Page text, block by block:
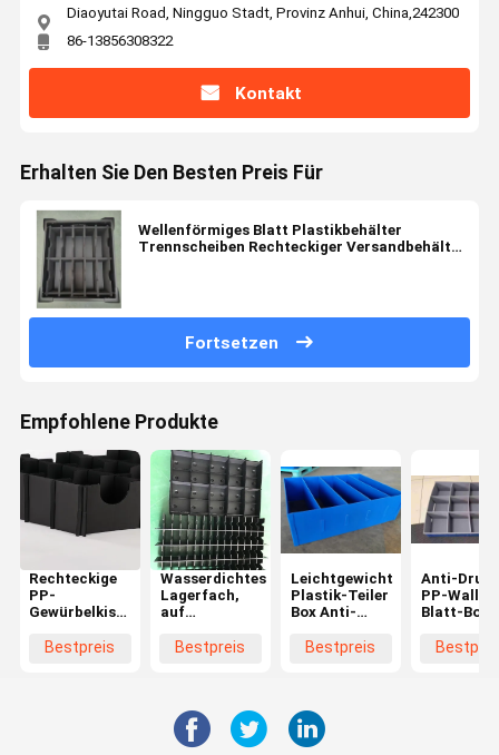
Diaoyutai Road, Ningguo Stadt, Provinz Anhui, China,242300
86-13856308322
Kontakt
Erhalten Sie Den Besten Preis Für
Wellenförmiges Blatt Plastikbehälter
Trennscheiben Rechteckiger Versandbehälter
Fortsetzen
Empfohlene Produkte
Rechteckige
PP-
Gewürbelkisten,
Plastik-
Bestpreis
Wasserdichtes
Lagerfach,
auf
Wellkartons
Bestpreis
Leichtgewicht
Plastik-Teiler
Box Anti-
gewölbte
Bestpreis
Anti-
PP-
Blatt-